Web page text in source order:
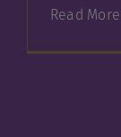
Read More